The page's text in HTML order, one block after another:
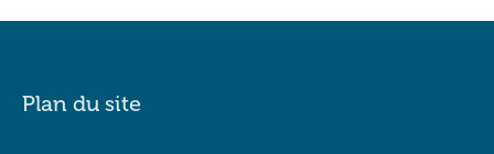
Plan du site